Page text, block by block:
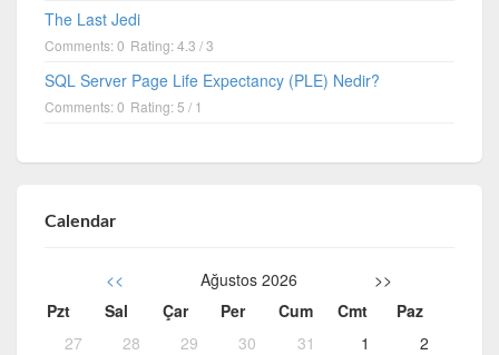
The Last Jedi
Comments: 0 Rating: 4.3 / 3
SQL Server Page Life Expectancy (PLE) Nedir?
Comments: 0 Rating: 5 / 1
Calendar
<< Ağustos 2026
>>
Pzt
Sal Çar Per Cum Cmt
Paz
27
28 29 30 31 1
2